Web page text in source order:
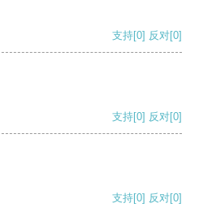
支持[0] 反对[0]
支持[0] 反对[0]
支持[0] 反对[0]